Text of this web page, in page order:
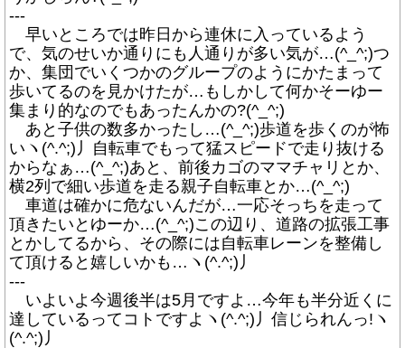
---
早いところでは昨日から連休に入っているよう
で、気のせいか通りにも人通りが多い気が…(^_^;)つ
か、集団でいくつかのグループのようにかたまって
歩いてるのを見かけたが…もしかして何かそーゆー
集まり的なのでもあったんかの?(^_^;)
あと子供の数多かったし…(^_^;)歩道を歩くのが怖
いヽ(^.^;)丿自転車でもって猛スピードで走り抜ける
からなぁ…(^_^;)あと、前後カゴのママチャリとか、
横2列で細い歩道を走る親子自転車とか…(^_^;)
車道は確かに危ないんだが…一応そっちを走って
頂きたいとゆーか…(^_^;)この辺り、道路の拡張工事
とかしてるから、その際には自転車レーンを整備し
て頂けると嬉しいかも…ヽ(^.^;)丿
---
いよいよ今週後半は5月ですよ…今年も半分近くに
達しているってコトですよヽ(^.^;)丿信じられんっ!ヽ
(^.^;)丿